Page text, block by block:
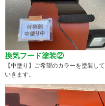
換気フード塗装②
【中塗り】ご希望のカラーを塗装して
いきます。